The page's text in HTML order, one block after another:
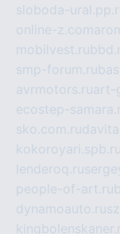
sloboda-
online-z.com
mobilvest.ru
smp-forum.ru
avrmotors.ruart-
ecostep-
sko.com.ru
kokoroyari.spb.ru
lenderoq.ru
people-of-art.ru
dynamoauto.ru